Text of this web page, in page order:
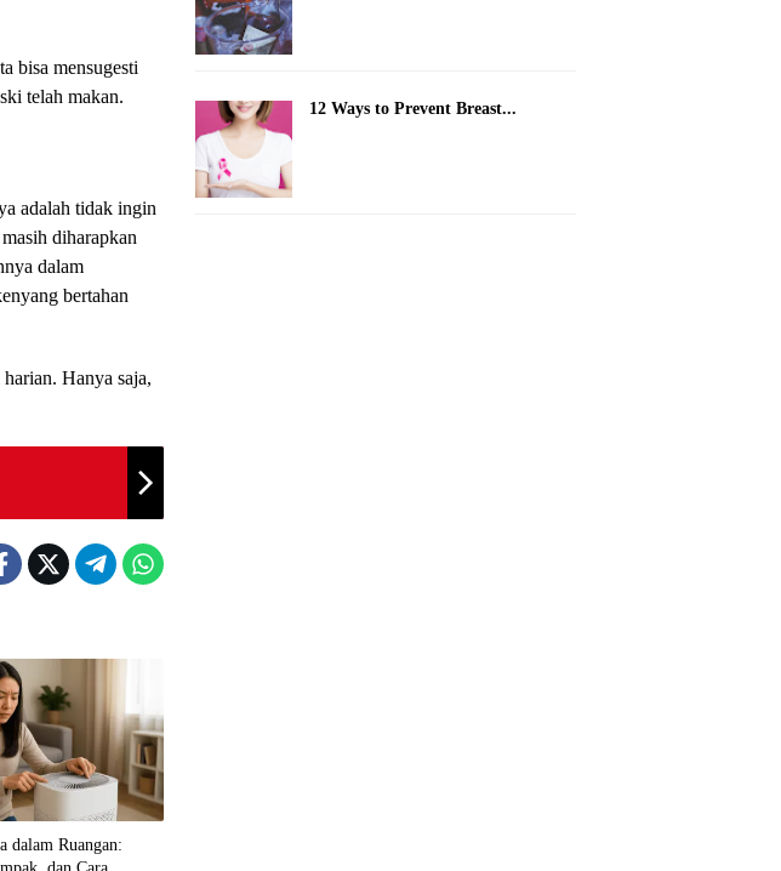
bisa mensugesti
telah makan.
adalah tidak ingin
diharapkan
dalam
bertahan
Hanya saja,
dalam Ruangan:
12 Ways to Prevent Breast...